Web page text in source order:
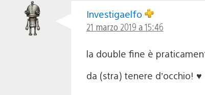
Investigaelfo
21 marzo 2019 a 15:46
la double fine è
da (stra) tenere d’occhio! ♥